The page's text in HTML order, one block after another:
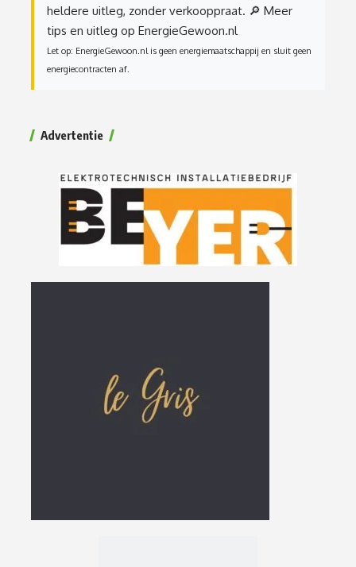
heldere uitleg, zonder verkooppraat. 🔎 Meer
tips en uitleg op EnergieGewoon.nl
Let op: EnergieGewoon.nl is geen energiemaatschappij en sluit geen
energiecontracten af.
Advertentie